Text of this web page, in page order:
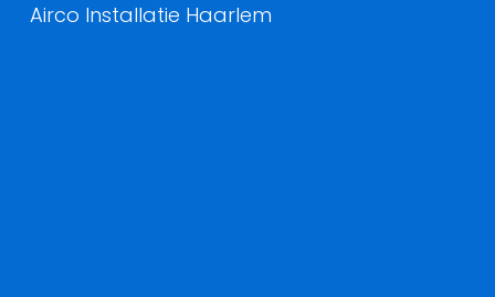
Airco Installatie Haarlem